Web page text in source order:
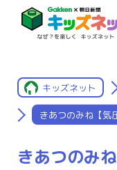
キッズネット
きあつのみね【気
きあつのみ